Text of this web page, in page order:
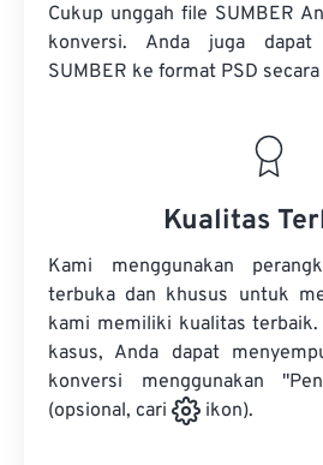
Cukup unggah file SUMBER
konversi. Anda juga dapat
SUMBER ke format PSD
Kualitas
Kami menggunakan
terbuka dan khusus untuk
kami memiliki kualitas terbaik.
kasus, Anda dapat
konversi menggunakan
(opsional, cari
ikon).